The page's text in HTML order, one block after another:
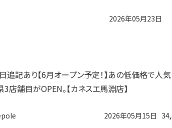
2026年05月23日
記あり【6月オープン予定！】あの低価格で人
3店舗目がOPEN。【カネスエ馬淵店】
2026年05月15日